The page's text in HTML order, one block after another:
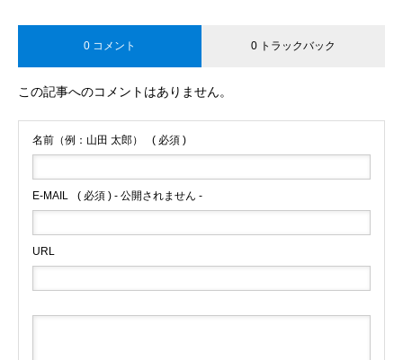
0 コメント 0 トラックバック
この記事へのコメントはありません。
名前（例：山田 太郎） ( 必須 )
E-MAIL ( 必須 ) - 公開されません -
URL